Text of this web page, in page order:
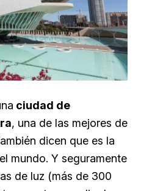
ciudad de
, una de las mejores de
dicen que es la
mundo. Y seguramente
de luz (más de 300